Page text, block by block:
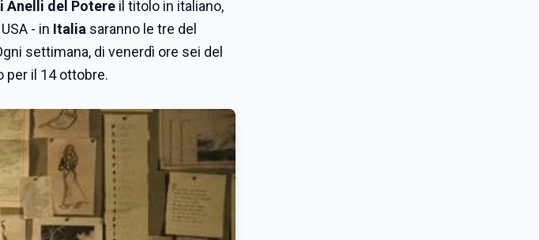
Anelli del Potere il titolo in italiano,
- in Italia saranno le tre del
settimana, di venerdì ore sei del
per il 14 ottobre.